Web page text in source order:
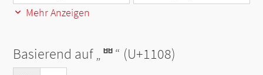
Mehr Anzeigen
Basierend auf „ᄈ“ (U+1108)